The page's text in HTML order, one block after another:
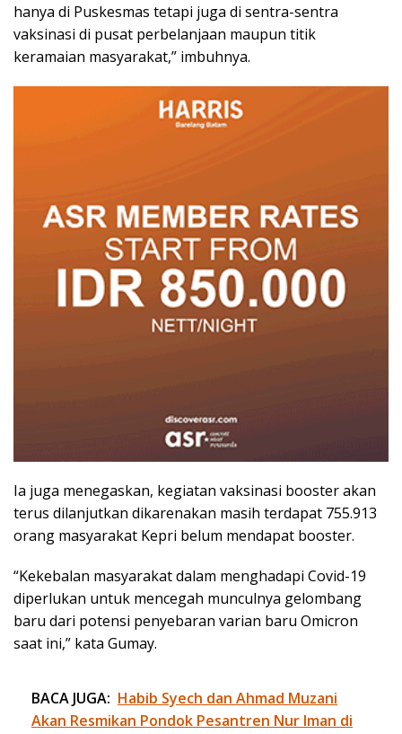
hanya di Puskesmas tetapi juga di sentra-sentra
vaksinasi di pusat perbelanjaan maupun titik
keramaian masyarakat,” imbuhnya.
Ia juga menegaskan, kegiatan vaksinasi booster akan
terus dilanjutkan dikarenakan masih terdapat 755.913
orang masyarakat Kepri belum mendapat booster.
“Kekebalan masyarakat dalam menghadapi Covid-19
diperlukan untuk mencegah munculnya gelombang
baru dari potensi penyebaran varian baru Omicron
saat ini,” kata Gumay.
BACA JUGA: Habib Syech dan Ahmad Muzani
Akan Resmikan Pondok Pesantren Nur Iman di